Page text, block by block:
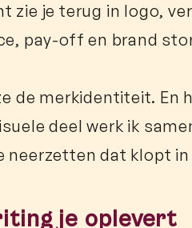
zie je terug in logo,
pay-off en brand
de merkidentiteit. En
deel werk ik
neerzetten dat klopt in
je oplevert